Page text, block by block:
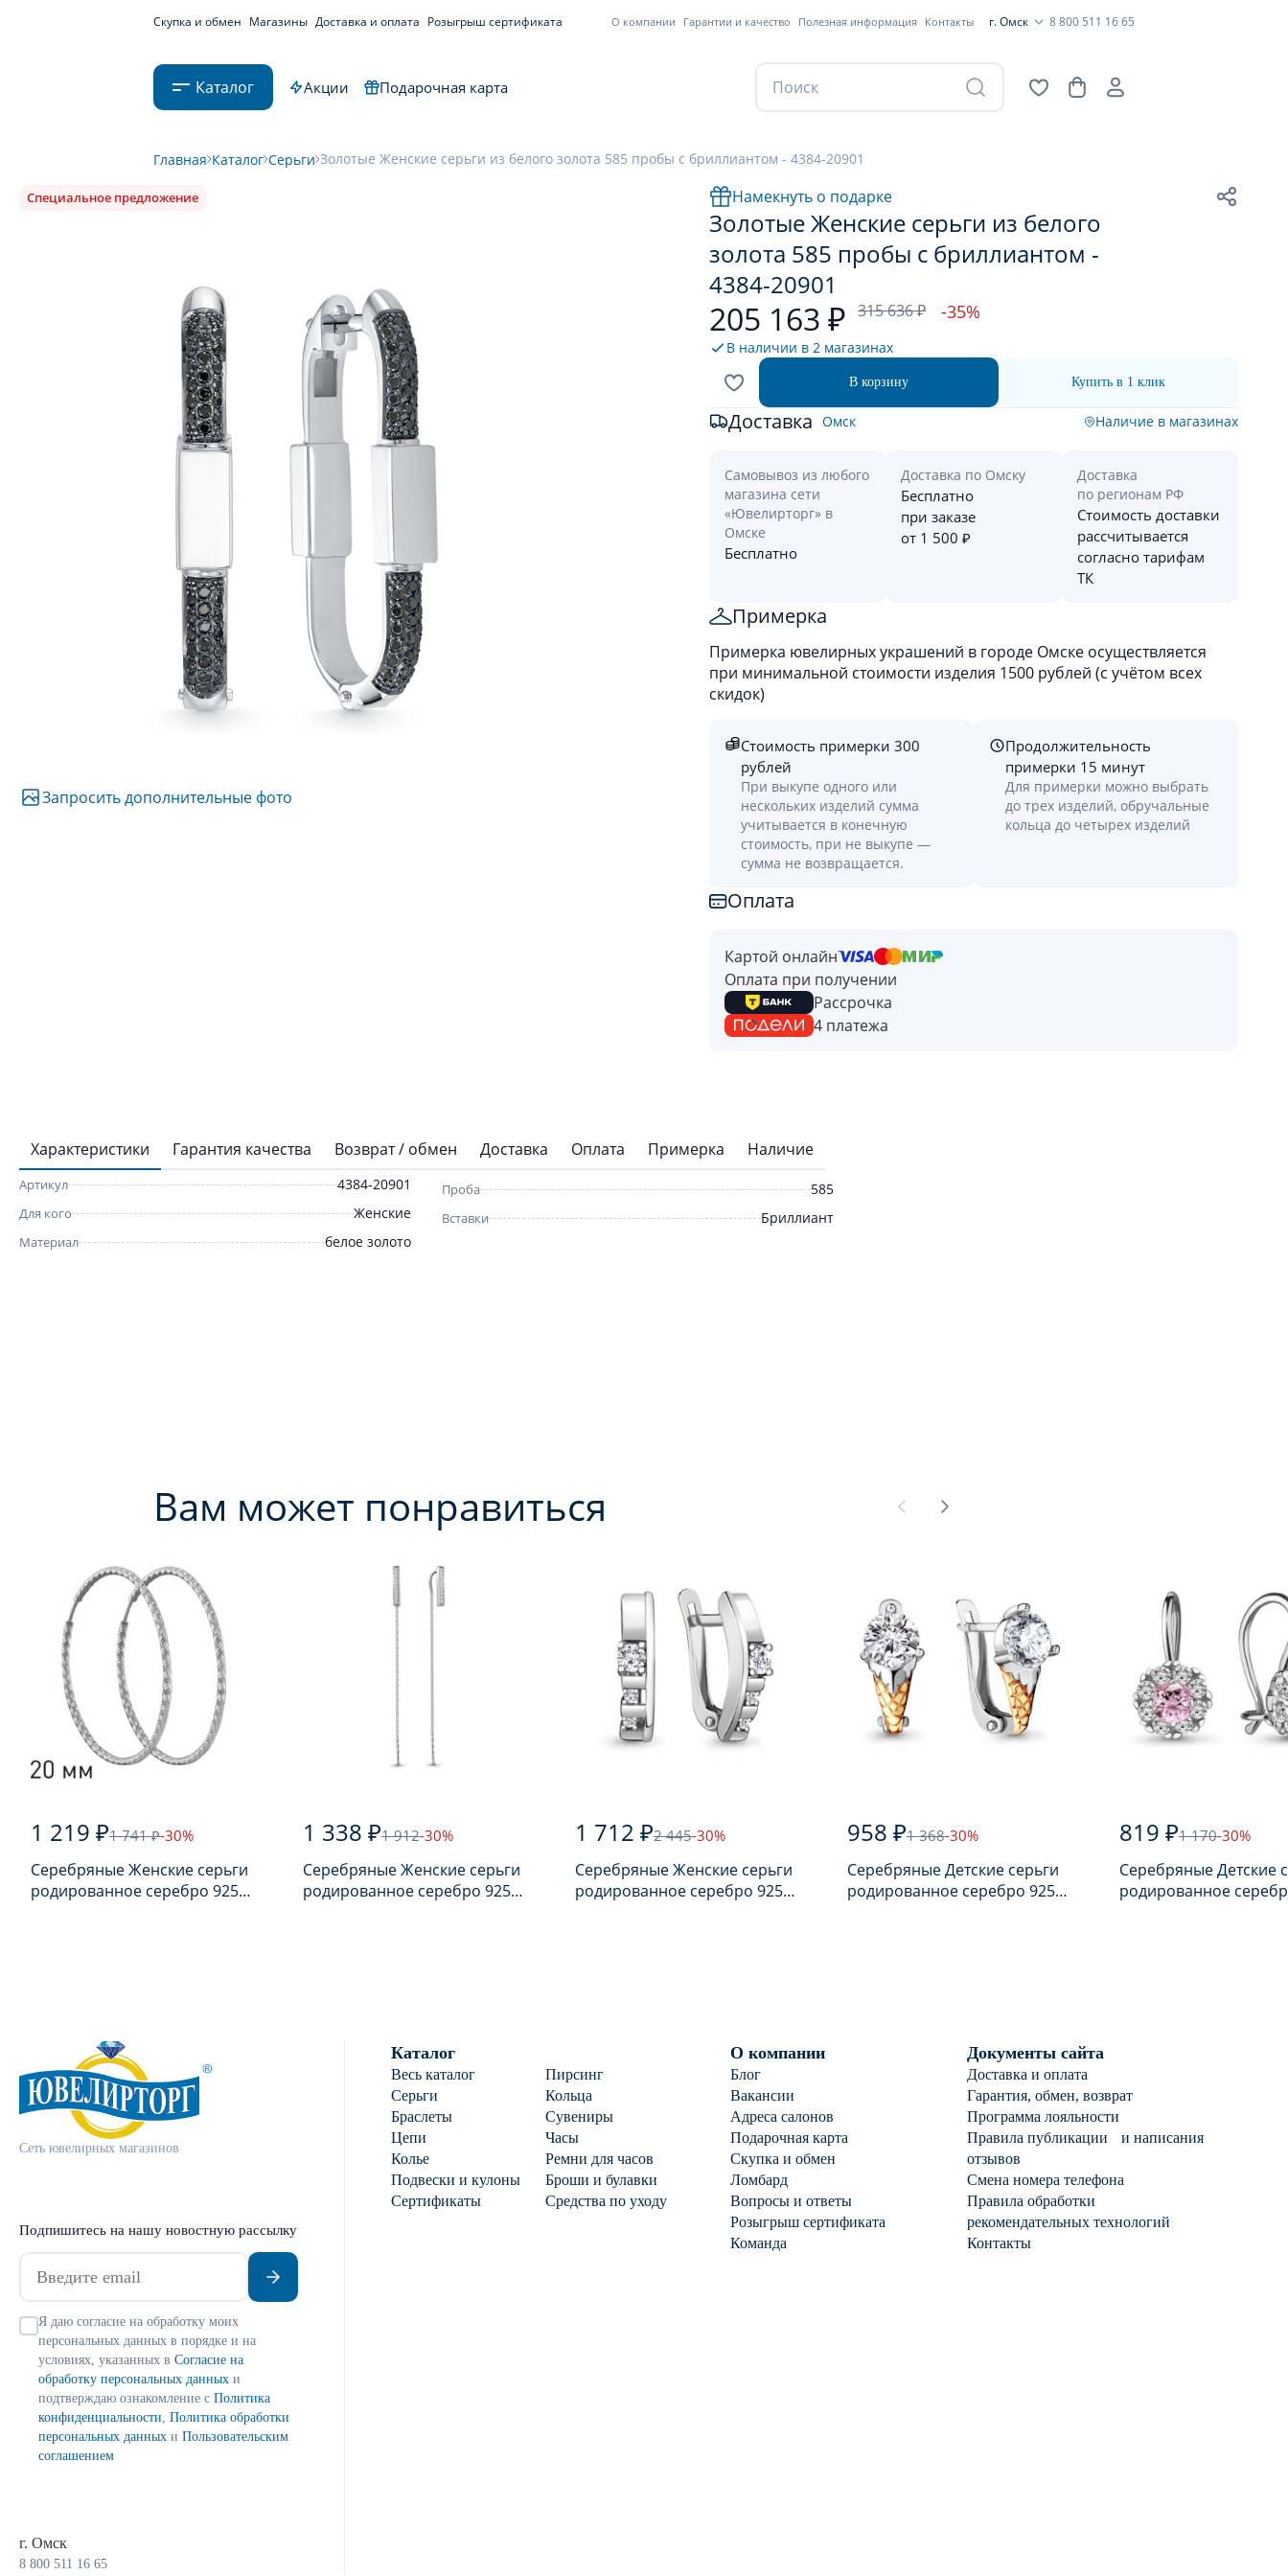
Скупка и обмен Магазины Доставка и оплата Розыгрыш сертификата О компании Гарантии и качество Полезная информация Контакты г. Омск 8 800 511 16 65
Каталог Акции Подарочная карта
Главная Каталог Серьги Золотые Женские серьги из белого золота 585 пробы с бриллиантом - 4384-20901
Специальное предложение
Запросить дополнительные фото
Намекнуть о подарке
Золотые Женские серьги из белого
золота 585 пробы с бриллиантом -
4384-20901
205 163 ₽ 315 636 ₽ -35%
В наличии в 2 магазинах
В корзину Купить в 1 клик
Доставка Омск Наличие в магазинах
Самовывоз из любого
магазина сети
«Ювелирторг» в
Омске
Бесплатно
Доставка по Омску
Бесплатно
при заказе
от 1 500 ₽
Доставка
по регионам РФ
Стоимость доставки
рассчитывается
согласно тарифам
ТК
Примерка
Примерка ювелирных украшений в городе Омске осуществляется
при минимальной стоимости изделия 1500 рублей (с учётом всех
скидок)
Стоимость примерки 300
рублей
При выкупе одного или
нескольких изделий сумма
учитывается в конечную
стоимость, при не выкупе —
сумма не возвращается.
Продолжительность
примерки 15 минут
Для примерки можно выбрать
до трех изделий, обручальные
кольца до четырех изделий
Оплата
Картой онлайн
Оплата при получении
Рассрочка
4 платежа
Характеристики Гарантия качества Возврат / обмен Доставка Оплата Примерка Наличие
Артикул 4384-20901
Для кого Женские
Материал белое золото
Проба 585
Вставки Бриллиант
Вам может понравиться
1 219 ₽1 741 ₽-30%
Серебряные Женские серьги
родированное серебро 925
1 338 ₽1 912-30%
Серебряные Женские серьги
родированное серебро 925
1 712 ₽2 445-30%
Серебряные Женские серьги
родированное серебро 925
958 ₽1 368-30%
Серебряные Детские серьги
родированное серебро 925
819 ₽1 170-30%
Серебряные Детские
родированное
Сеть ювелирных магазинов
Подпишитесь на нашу новостную рассылку
Я даю согласие на обработку моих
персональных данных в порядке и на
условиях, указанных в Согласие на
обработку персональных данных и
подтверждаю ознакомление с Политика
конфиденциальности, Политика обработки
персональных данных и Пользовательским
соглашением
г. Омск
8 800 511 16 65
Каталог
Весь каталог
Пирсинг
Серьги
Кольца
Браслеты
Сувениры
Цепи
Часы
Колье
Ремни для часов
Подвески и кулоны
Броши и булавки
Сертификаты
Средства по уходу
О компании
Блог
Вакансии
Адреса салонов
Подарочная карта
Скупка и обмен
Ломбард
Вопросы и ответы
Розыгрыш сертификата
Команда
Документы сайта
Доставка и оплата
Гарантия, обмен, возврат
Программа лояльности
Правила публикации и написания
отзывов
Смена номера телефона
Правила обработки
рекомендательных технологий
Контакты